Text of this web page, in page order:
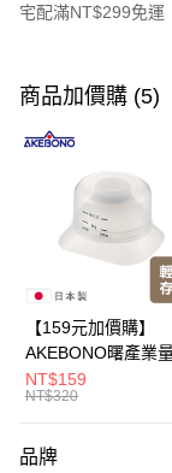
宅配滿NT$299免運
信用卡一次付款
超商取貨付款
LINE Pay
Apple Pay
Google Pay
全盈+PAY
大哥付你分期
【大哥付你分期使用說
商品加價購 (5)
【159元加價購】
AKEBONO曙產業量
杯漏斗組(白)/量米杯/
米桶/量米用具/任二
NT$159
NT$320
品牌